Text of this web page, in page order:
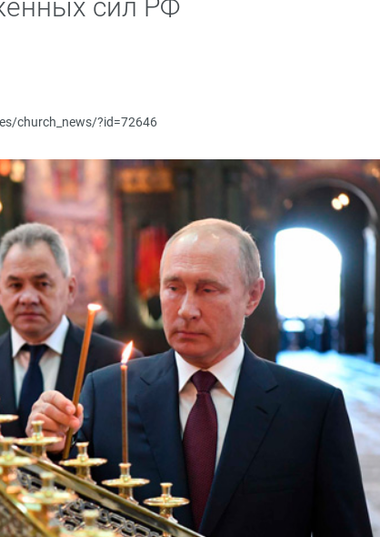
сил РФ
church_news/?id=72646